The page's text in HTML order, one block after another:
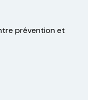
prévention et